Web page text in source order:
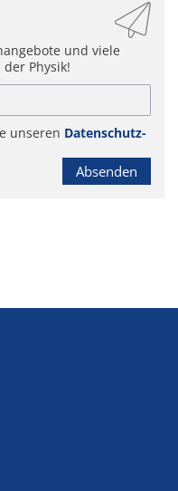
und viele
Physik!
unseren Datenschutz-
Absenden